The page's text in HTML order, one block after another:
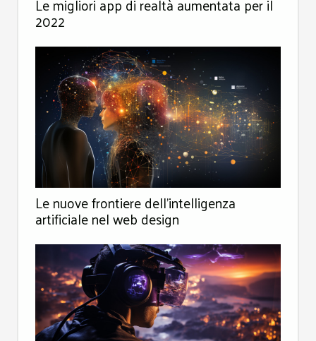
Le migliori app di realtà aumentata per il
2022
Le nuove frontiere dell'intelligenza
artificiale nel web design